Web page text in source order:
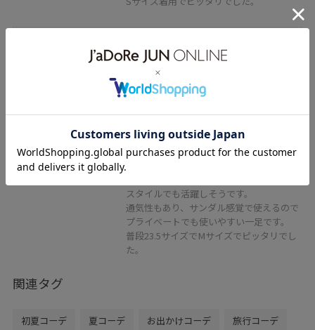
25%OFF
2BUY10%OFF
ROPÉ PICNIC PASSAGE
メッシュミュールパンプス
¥4,497
レビュー
スタイルでも活躍しそうです。
通気性もあり、サンダル感覚で使えるので
プライベートでも使いやすい一足です。
普段23.5サイズでMサイズでピッタリでし
た。
関連タグ
初夏コーデ 夏コーデ お出かけコーデ 旅行コーデ